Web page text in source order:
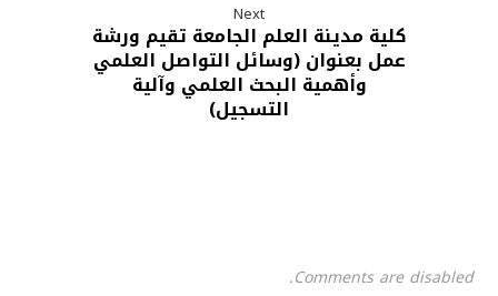
Next
كلية مدينة العلم الجامعة تقيم ورشة
عمل بعنوان (وسائل التواصل العلمي
وأهمية البحث العلمي وآلية
التسجيل)
Comments are disabled.